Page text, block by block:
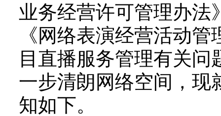
业务经营许可管理办法
《网络表演经营活动
目直播服务管理有关
一步清朗网络空间，现
知如下。